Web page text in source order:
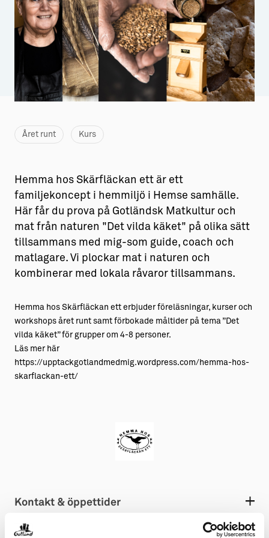
Aktiviteter
Sustainable Plejs
Möten & kongresser
Hansestaden världsarv
Almedalsveckan
→ Gutamål och gotländska
Allt om bostad
→ Hyra bostad
→ Köpa bostad
Allt om livet på Ön
→ Idrottsliv
→ Tonårsliv
Barn & Familj
Året runt Kurs
Hemma hos Skärfläckan ett är ett
familjekoncept i hemmiljö i Hemse samhälle.
Här får du prova på Gotländsk Matkultur och
mat från naturen "Det vilda käket" på olika sätt
tillsammans med mig-som guide, coach och
matlagare. Vi plockar mat i naturen och
kombinerar med lokala råvaror tillsammans.
Hemma hos Skärfläckan ett erbjuder föreläsningar, kurser och
workshops året runt samt förbokade måltider på tema ”Det
vilda käket” för grupper om 4-8 personer.
Läs mer här
https://upptackgotlandmedmig.wordpress.com/hemma-hos-
skarflackan-ett/
Kontakt & öppettider